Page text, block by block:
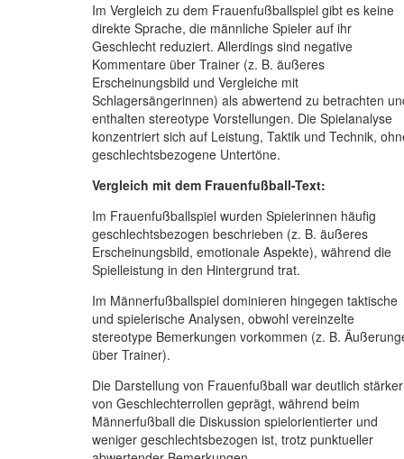
Im Vergleich zu dem Frauenfußballspiel gibt es keine
direkte Sprache, die männliche Spieler auf ihr
Geschlecht reduziert. Allerdings sind negative
Kommentare über Trainer (z. B. äußeres
Erscheinungsbild und Vergleiche mit
Schlagersängerinnen) als abwertend zu betrachten
enthalten stereotype Vorstellungen. Die Spielanalyse
konzentriert sich auf Leistung, Taktik und Technik,
geschlechtsbezogene Untertöne.
Vergleich mit dem Frauenfußball-Text:
Im Frauenfußballspiel wurden Spielerinnen häufig
geschlechtsbezogen beschrieben (z. B. äußeres
Erscheinungsbild, emotionale Aspekte), während die
Spielleistung in den Hintergrund trat.
Im Männerfußballspiel dominieren hingegen taktische
und spielerische Analysen, obwohl vereinzelte
stereotype Bemerkungen vorkommen (z. B.
über Trainer).
Die Darstellung von Frauenfußball war deutlich stärker
von Geschlechterrollen geprägt, während beim
Männerfußball die Diskussion spielorientierter und
weniger geschlechtsbezogen ist, trotz punktueller